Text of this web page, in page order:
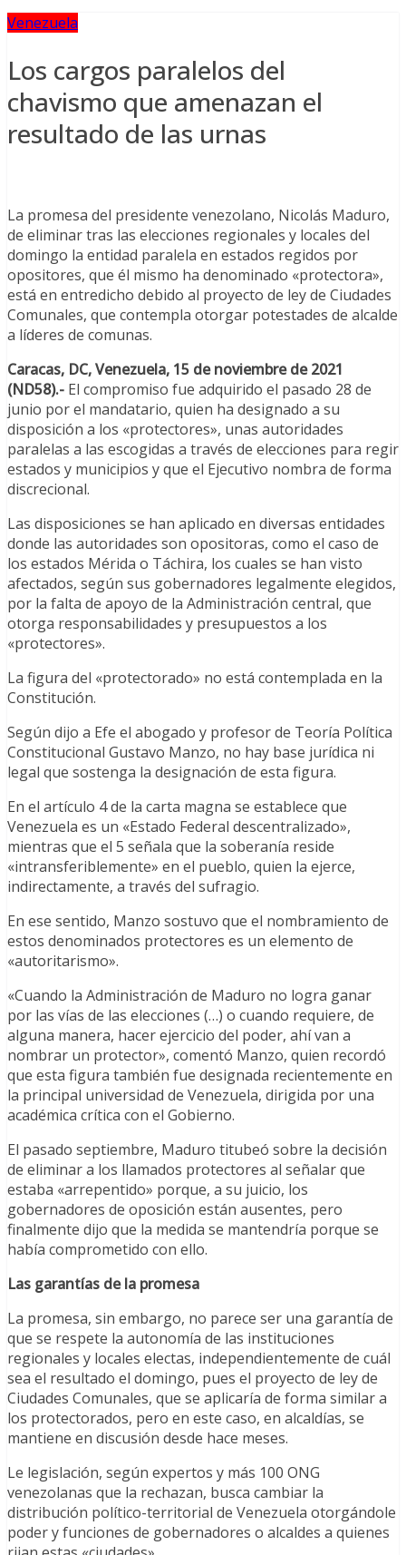
Venezuela
Los cargos paralelos del
chavismo que amenazan el
resultado de las urnas
La promesa del presidente venezolano, Nicolás Maduro,
de eliminar tras las elecciones regionales y locales del
domingo la entidad paralela en estados regidos por
opositores, que él mismo ha denominado «protectora»,
está en entredicho debido al proyecto de ley de Ciudades
Comunales, que contempla otorgar potestades de alcalde
a líderes de comunas.
Caracas, DC, Venezuela, 15 de noviembre de 2021
(ND58).- El compromiso fue adquirido el pasado 28 de
junio por el mandatario, quien ha designado a su
disposición a los «protectores», unas autoridades
paralelas a las escogidas a través de elecciones para regir
estados y municipios y que el Ejecutivo nombra de forma
discrecional.
Las disposiciones se han aplicado en diversas entidades
donde las autoridades son opositoras, como el caso de
los estados Mérida o Táchira, los cuales se han visto
afectados, según sus gobernadores legalmente elegidos,
por la falta de apoyo de la Administración central, que
otorga responsabilidades y presupuestos a los
«protectores».
La figura del «protectorado» no está contemplada en la
Constitución.
Según dijo a Efe el abogado y profesor de Teoría Política
Constitucional Gustavo Manzo, no hay base jurídica ni
legal que sostenga la designación de esta figura.
En el artículo 4 de la carta magna se establece que
Venezuela es un «Estado Federal descentralizado»,
mientras que el 5 señala que la soberanía reside
«intransferiblemente» en el pueblo, quien la ejerce,
indirectamente, a través del sufragio.
En ese sentido, Manzo sostuvo que el nombramiento de
estos denominados protectores es un elemento de
«autoritarismo».
«Cuando la Administración de Maduro no logra ganar
por las vías de las elecciones (…) o cuando requiere, de
alguna manera, hacer ejercicio del poder, ahí van a
nombrar un protector», comentó Manzo, quien recordó
que esta figura también fue designada recientemente en
la principal universidad de Venezuela, dirigida por una
académica crítica con el Gobierno.
El pasado septiembre, Maduro titubeó sobre la decisión
de eliminar a los llamados protectores al señalar que
estaba «arrepentido» porque, a su juicio, los
gobernadores de oposición están ausentes, pero
finalmente dijo que la medida se mantendría porque se
había comprometido con ello.
Las garantías de la promesa
La promesa, sin embargo, no parece ser una garantía de
que se respete la autonomía de las instituciones
regionales y locales electas, independientemente de cuál
sea el resultado el domingo, pues el proyecto de ley de
Ciudades Comunales, que se aplicaría de forma similar a
los protectorados, pero en este caso, en alcaldías, se
mantiene en discusión desde hace meses.
Le legislación, según expertos y más 100 ONG
venezolanas que la rechazan, busca cambiar la
distribución político-territorial de Venezuela otorgándole
poder y funciones de gobernadores o alcaldes a quienes